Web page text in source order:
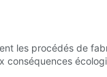
les procédés de
conséquences